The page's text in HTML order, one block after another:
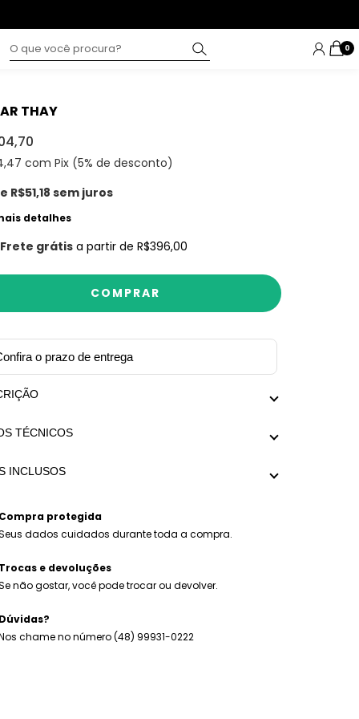
0
THAY
com Pix (5% de desconto)
R$51,18 sem juros
detalhes
Frete grátis a partir deR$396,00
o prazo de entrega
corrente veneziana no banho prata com
e dourado.
TÉCNICOS
x Maior regulagem 49cm
INCLUSOS
personalizada Mariana Dias Acessórios.
protegida
dados cuidados durante toda a compra.
e devoluções
não gostar, você pode trocar ou devolver.
chame no número (48) 99931-0222